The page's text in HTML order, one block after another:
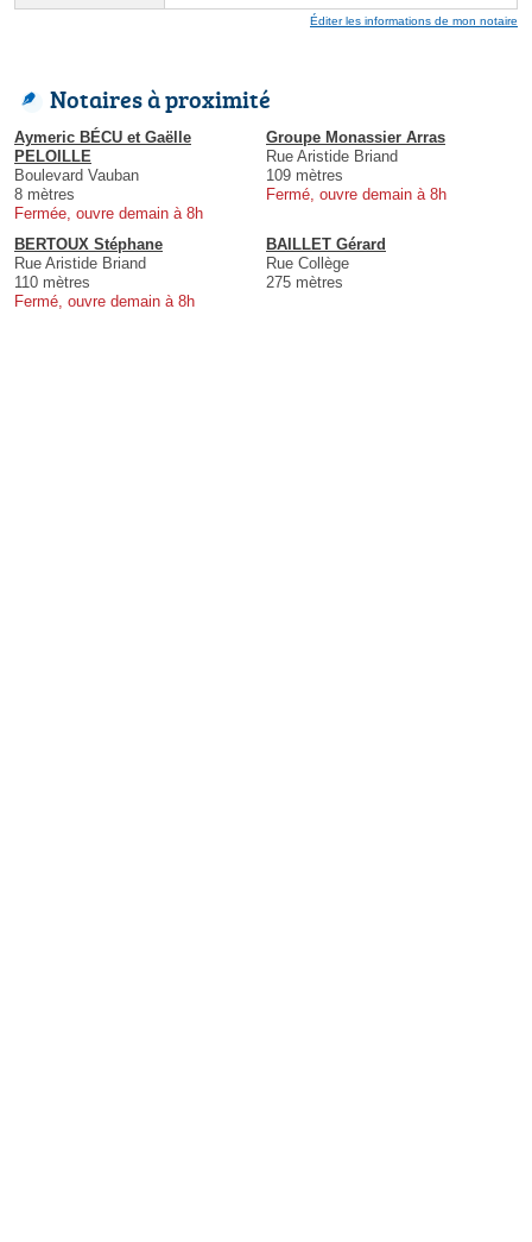
Éditer les informations de mon notaire
Notaires à proximité
Aymeric BÉCU et Gaëlle
PELOILLE
Boulevard Vauban
8 mètres
Fermée, ouvre demain à 8h
Groupe Monassier Arras
Rue Aristide Briand
109 mètres
Fermé, ouvre demain à 8h
BERTOUX Stéphane
Rue Aristide Briand
110 mètres
Fermé, ouvre demain à 8h
BAILLET Gérard
Rue Collège
275 mètres